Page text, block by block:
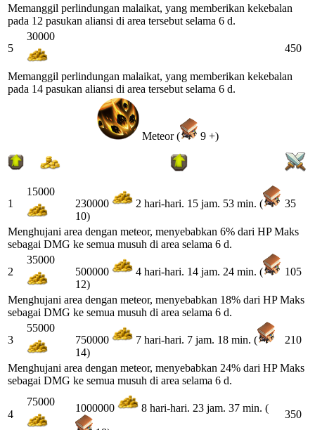
Memanggil perlindungan malaikat, yang memberikan kekebalan
pada 12 pasukan aliansi di area tersebut selama 6 d.
5
30000
450
Memanggil perlindungan malaikat, yang memberikan kekebalan
pada 14 pasukan aliansi di area tersebut selama 6 d.
Meteor ( 9 +)
1
15000
230000
2 hari-hari. 15 jam. 53 min. (
10)
35
Menghujani area dengan meteor, menyebabkan 6% dari HP Maks
sebagai DMG ke semua musuh di area selama 6 d.
2
35000
500000
4 hari-hari. 14 jam. 24 min. (
12)
105
Menghujani area dengan meteor, menyebabkan 18% dari HP Maks
sebagai DMG ke semua musuh di area selama 6 d.
3
55000
750000
7 hari-hari. 7 jam. 18 min. (
14)
210
Menghujani area dengan meteor, menyebabkan 24% dari HP Maks
sebagai DMG ke semua musuh di area selama 6 d.
4
75000
1000000 8 hari-hari. 23 jam. 37 min. (
350